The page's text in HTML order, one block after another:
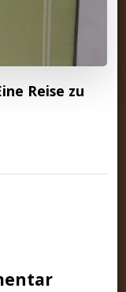
Reise zu